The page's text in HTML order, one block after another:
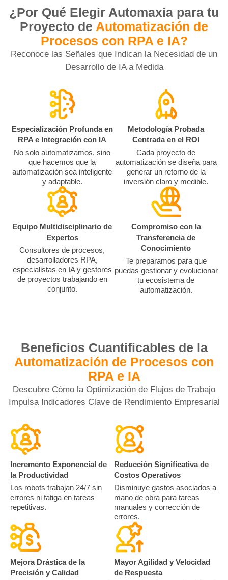
¿Por Qué Elegir Automaxia para tu
Proyecto de Automatización de
Procesos con RPA e IA?
Reconoce las Señales que Indican la Necesidad de un
Desarrollo de IA a Medida
Especialización Profunda en
RPA e Integración con IA
No solo automatizamos, sino
que hacemos que la
automatización sea inteligente
y adaptable.
Metodología Probada
Centrada en el ROI
Cada proyecto de
automatización se diseña para
generar un retorno de la
inversión claro y medible.
Equipo Multidisciplinario de
Expertos
Consultores de procesos,
desarrolladores RPA,
especialistas en IA y gestores
de proyectos trabajando en
conjunto.
Compromiso con la
Transferencia de
Conocimiento
Te preparamos para que
puedas gestionar y evolucionar
tu ecosistema de
automatización.
Beneficios Cuantificables de la
Automatización de Procesos con
RPA e IA
Descubre Cómo la Optimización de Flujos de Trabajo
Impulsa Indicadores Clave de Rendimiento Empresarial
Incremento Exponencial de
la Productividad
Los robots trabajan 24/7 sin
errores ni fatiga en tareas
repetitivas.
Reducción Significativa de
Costos Operativos
Disminuye gastos asociados a
mano de obra para tareas
manuales y corrección de
errores.
Mejora Drástica de la
Precisión y Calidad
Mayor Agilidad y Velocidad
de Respuesta